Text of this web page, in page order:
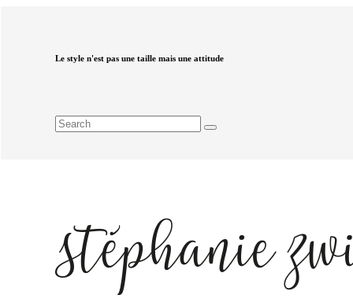
Le style n'est pas une taille mais une attitude